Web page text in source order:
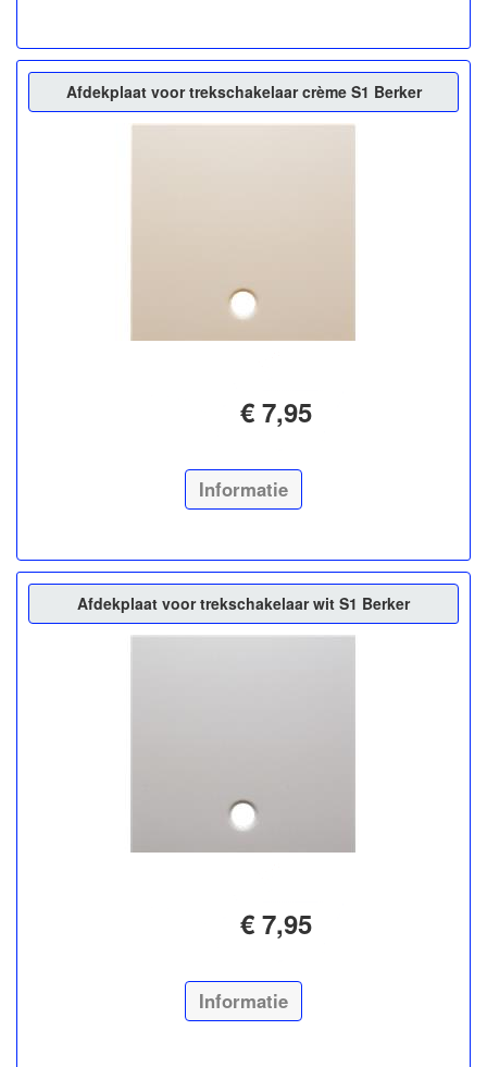
Afdekplaat voor trekschakelaar crème S1 Berker
€ 7,95
Informatie
Afdekplaat voor trekschakelaar wit S1 Berker
€ 7,95
Informatie